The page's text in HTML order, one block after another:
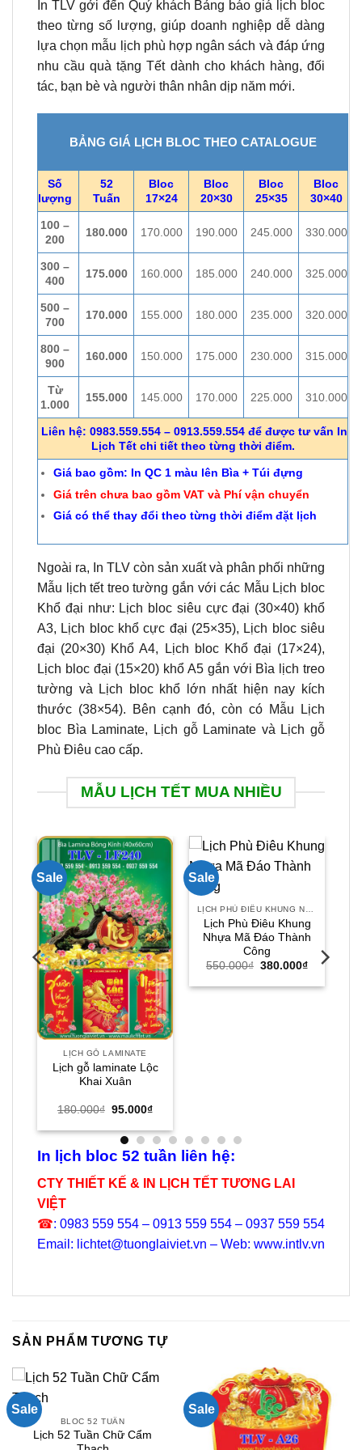
In TLV gởi đến Quý khách Bảng báo giá lịch bloc
theo từng số lượng, giúp doanh nghiệp dễ dàng
lựa chọn mẫu lịch phù hợp ngân sách và đáp ứng
nhu cầu quà tặng Tết dành cho khách hàng, đối
tác, bạn bè và người thân nhân dịp năm mới.
BẢNG GIÁ LỊCH BLOC THEO CATALOGUE
Số
lượng
52
Tuấn
Bloc
17×24
Bloc
20×30
Bloc
25×35
Bloc
30×40
100 –
200
180.000 170.000 190.000 245.000 330.000
300 –
400
175.000 160.000 185.000 240.000 325.000
500 –
700
170.000 155.000 180.000 235.000 320.000
800 –
900
160.000 150.000 175.000 230.000 315.000
Từ
1.000
155.000 145.000 170.000 225.000 310.000
Liên hệ: 0983.559.554 – 0913.559.554 để được tư vấn In
Lịch Tết chi tiết theo từng thời điểm.
Giá bao gồm: In QC 1 màu lên Bìa + Túi đựng
Giá trên chưa bao gồm VAT và Phí vận chuyển
Giá có thể thay đổi theo từng thời điểm đặt lịch
Ngoài ra, In TLV còn sản xuất và phân phối những
Mẫu lịch tết treo tường gắn với các Mẫu Lịch bloc
Khổ đại như: Lịch bloc siêu cực đại (30×40) khổ
A3, Lịch bloc khổ cực đại (25×35), Lịch bloc siêu
đại (20×30) Khổ A4, Lịch bloc Khổ đại (17×24),
Lịch bloc đại (15×20) khổ A5 gắn với Bìa lịch treo
tường và Lịch bloc khổ lớn nhất hiện nay kích
thước (38×54). Bên cạnh đó, còn có Mẫu Lịch
bloc Bìa Laminate, Lịch gỗ Laminate và Lịch gỗ
Phù Điêu cao cấp.
MẪU LỊCH TẾT MUA NHIỀU
Sale
LỊCH GỖ LAMINATE
Lịch gỗ laminate Lộc
Khai Xuân
180.000₫ Giá
là:
180.000₫.
95.000₫Giá
tại
là:
95.000₫.
Sale
LỊCH PHÙ ĐIÊU KHUNG NHỰA
Lịch Phù Điêu Khung
Nhựa Mã Đáo Thành
Công
550.000₫ Giá
là:
380.000₫Giá
tại
In lịch bloc 52 tuần liên hệ:
CTY THIẾT KẾ & IN LỊCH TẾT TƯƠNG LAI
VIỆT
☎: 0983 559 554 – 0913 559 554 – 0937 559 554
Email: lichtet@tuonglaiviet.vn – Web: www.intlv.vn
SẢN PHẨM TƯƠNG TỰ
Sale
BLOC 52 TUẦN
Lịch 52 Tuần Chữ Cẩm
Sale